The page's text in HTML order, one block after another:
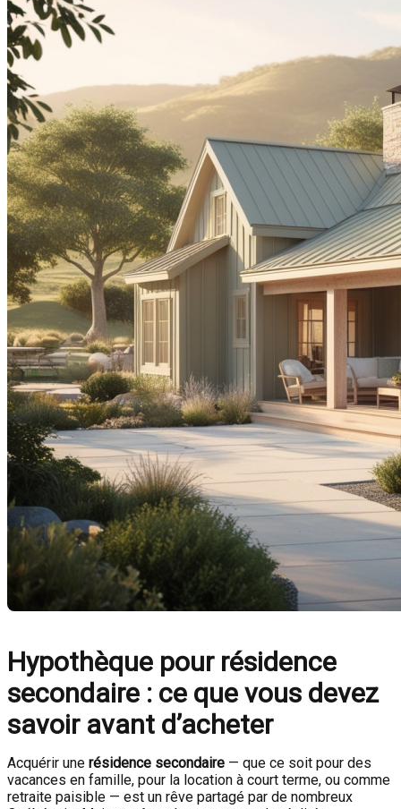
Hypothèque pour résidence
secondaire : ce que vous devez
savoir avant d’acheter
Acquérir une résidence secondaire — que ce soit pour des
vacances en famille, pour la location à court terme, ou comme
retraite paisible — est un rêve partagé par de nombreux